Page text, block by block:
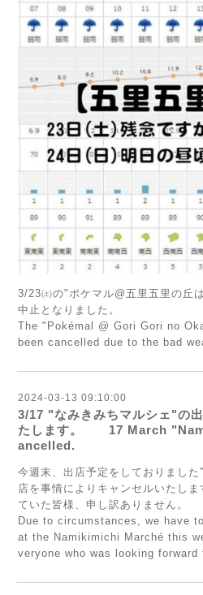
3/23㈯の"ポケマル@五里五里の丘
中止となりました。
The "Pokémal @ Gori Gori no
been cancelled due to the bad
2024-03-13 09:10:00
3/17 "なみきみちマルシェ"の
たします。 17 March
ancelled.
今週末、出店予定をしておりました
店を事情によりキャンセルいたし
ていた皆様、申し訳ありません。
Due to circumstances, we have
at the Namikimichi Marché this
veryone who was looking forward